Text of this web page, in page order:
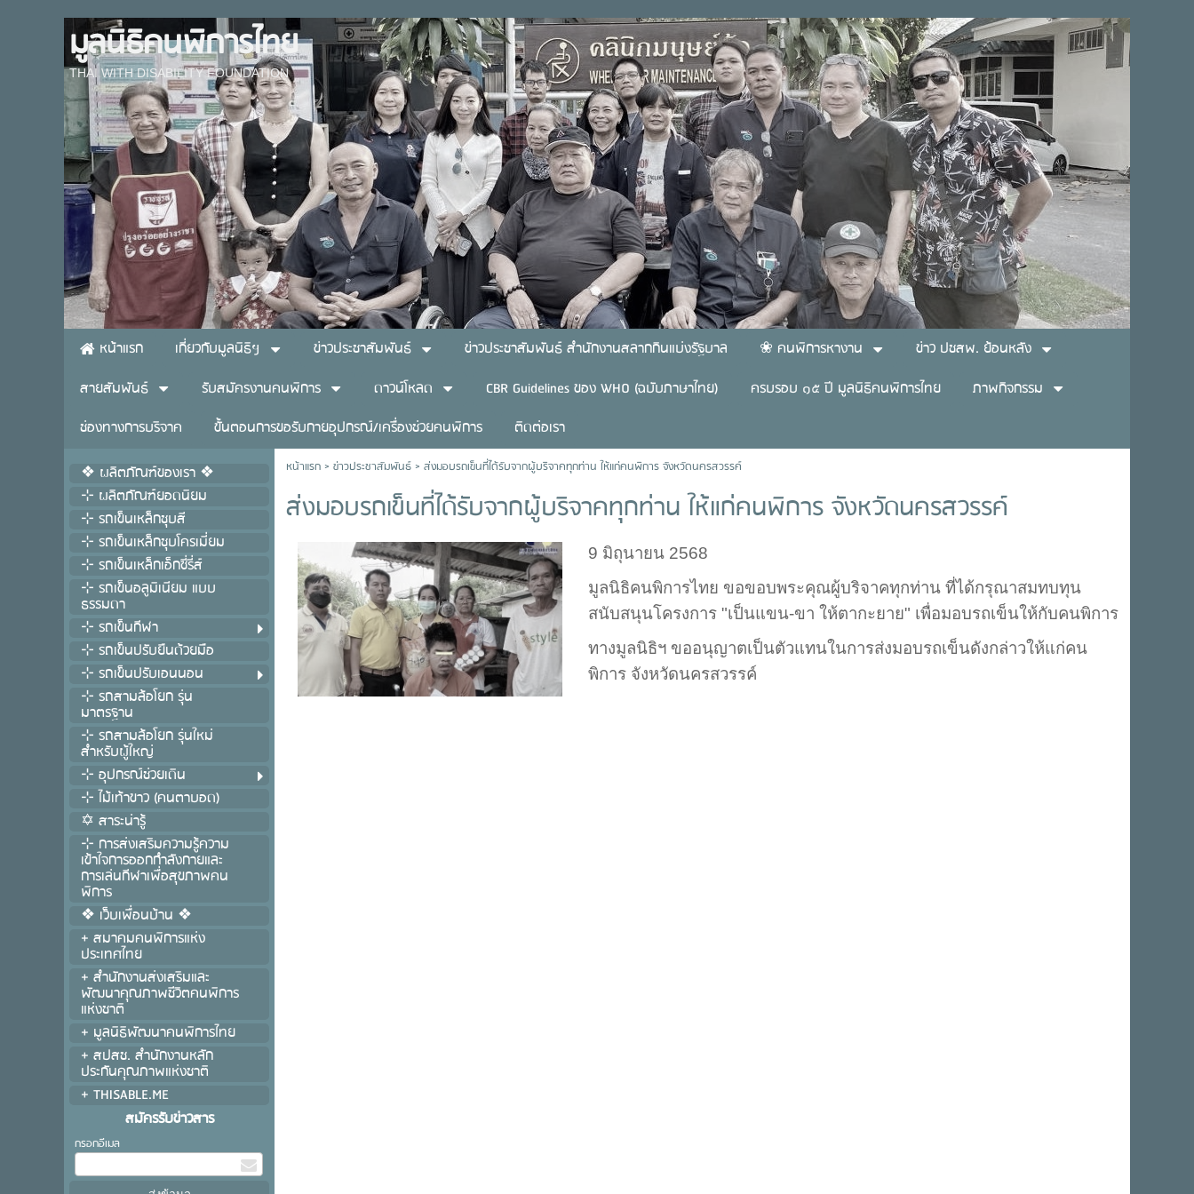
มูลนิธิคนพิการไทย
THAI WITH DISABILITY FOUNDATION
หน้าแรก เกี่ยวกับมูลนิธิฯ ข่าวประชาสัมพันธ์ ข่าวประชาสัมพันธ์ สำนักงานสลากกินแบ่งรัฐบาล ❀ คนพิการหางาน
ข่าว ปชสพ. ย้อนหลัง
สายสัมพันธ์
รับสมัครงานคนพิการ ดาวน์โหลด CBR Guidelines ของ WHO (ฉบับภาษาไทย) ครบรอบ ๑๕ ปี มูลนิธิคนพิการไทย
ภาพกิจกรรม
ช่องทางการบริจาค
ขั้นตอนการขอรับกายอุปกรณ์/เครื่องช่วยคนพิการ
ติดต่อเรา
❖ ผลิตภัณฑ์ของเรา ❖
⊹ ผลิตภัณฑ์ยอดนิยม
⊹ รถเข็นเหล็กชุบสี
⊹ รถเข็นเหล็กชุบโครเมี่ยม
⊹ รถเข็นเหล็กเอ็กซี่รี่ส์
⊹ รถเข็นอลูมิเนียม แบบ
ธรรมดา
⊹ รถเข็นกีฬา
⊹ รถเข็นปรับยืนด้วยมือ
⊹ รถเข็นปรับเอนนอน
⊹ รถสามล้อโยก รุ่น
มาตรฐาน
⊹ รถสามล้อโยก รุ่นใหม่
สำหรับผู้ใหญ่
⊹ อุปกรณ์ช่วยเดิน
⊹ ไม้เท้าขาว (คนตาบอด)
✡ สาระน่ารู้
⊹ การส่งเสริมความรู้ความ
เข้าใจการออกกำลังกายและ
การเล่นกีฬาเพื่อสุขภาพคน
พิการ
❖ เว็บเพื่อนบ้าน ❖
+ สมาคมคนพิการแห่ง
ประเทศไทย
+ สำนักงานส่งเสริมและ
พัฒนาคุณภาพชีวิตคนพิการ
แห่งชาติ
+ มูลนิธิพัฒนาคนพิการไทย
+ สปสช. สำนักงานหลัก
ประกันคุณภาพแห่งชาติ
+ THISABLE.ME
สมัครรับข่าวสาร
กรอกอีเมล
หน้าแรก> ข่าวประชาสัมพันธ์> ส่งมอบรถเข็นที่ได้รับจากผู้บริจาคทุกท่าน ให้แก่คนพิการ จังหวัดนครสวรรค์
ส่งมอบรถเข็นที่ได้รับจากผู้บริจาคทุกท่าน ให้แก่คนพิการ จังหวัดนครสวรรค์
9 มิถุนายน 2568
มูลนิธิคนพิการไทย ขอขอบพระคุณผู้บริจาคทุกท่าน ที่ได้กรุณาสมทบทุน
สนับสนุนโครงการ "เป็นแขน-ขา ให้ตากะยาย" เพื่อมอบรถเข็นให้กับคนพิการ
ทางมูลนิธิฯ ขออนุญาตเป็นตัวแทนในการส่งมอบรถเข็นดังกล่าวให้แก่คน
พิการ จังหวัดนครสวรรค์